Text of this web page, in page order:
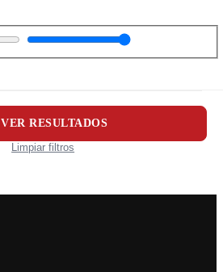
Limpiar filtros
VER RESULTADOS